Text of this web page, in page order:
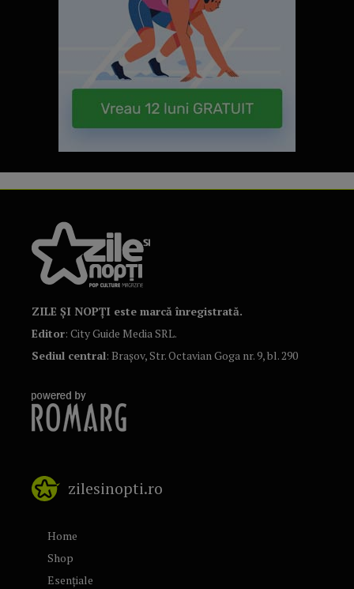
ZILE ȘI NOPȚI este marcă înregistrată.
Editor: City Guide Media SRL.
Sediul central: Brașov, Str. Octavian Goga nr. 9, bl. 290
zilesinopti.ro
Home
Shop
Esențiale